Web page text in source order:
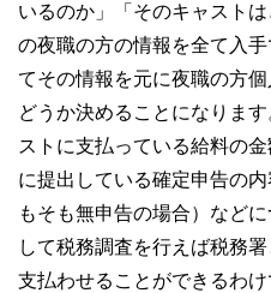
いるのか」「そのキャスト
の夜職の方の情報を全て入
てその情報を元に夜職の方
どうか決めることになりま
ストに支払っている給料の
に提出している確定申告の
もそも無申告の場合）など
して税務調査を行えば税務
支払わせることができるわけ